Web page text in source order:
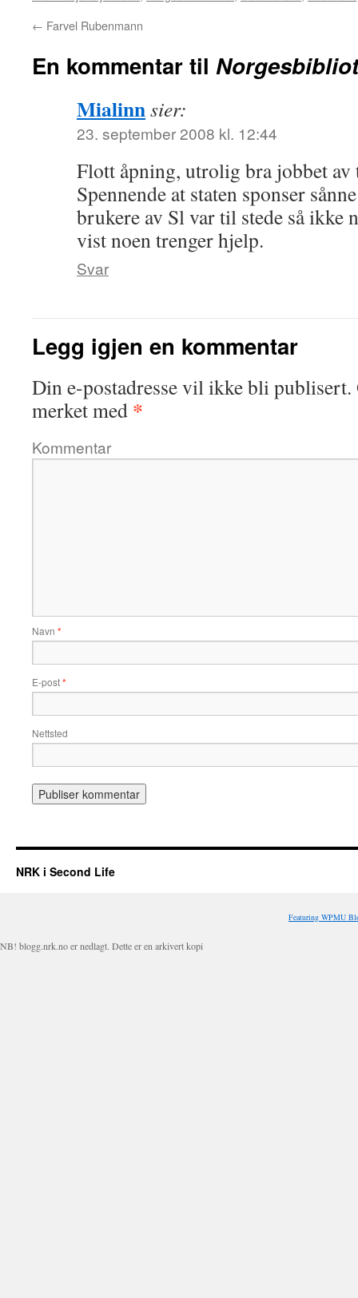
← Farvel Rubenmann
En kommentar til
Mialinnsier:
23. september 2008 kl. 12:44
Flott åpning, utrolig bra jobbet av
Spennende at staten sponser
brukere av Sl var til stede så ikke
vist noen trenger hjelp.
Svar
Legg igjen en kommentar
Din e-postadresse vil ikke bli publisert.
merket med *
Kommentar
Navn *
E-post*
Nettsted
NRK i Second Life
Featuring WPMU
NB! blogg.nrk.no er nedlagt. Dette er en arkivert kopi